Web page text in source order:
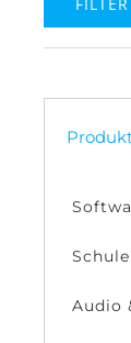
Preis
Preis
Audio